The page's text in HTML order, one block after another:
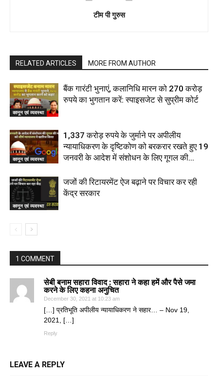
टीम पी गुरुस
RELATED ARTICLES MORE FROM AUTHOR
कानून एवं व्यवस्था
बैंक गारंटी भुनाएं, कलानिधि मारन को 270 करोड़
रुपये का भुगतान करें: स्पाइसजेट से सुप्रीम कोर्ट
कानून एवं व्यवस्था
1,337 करोड़ रुपये के जुर्माने पर अपीलीय
न्यायाधिकरण के दृष्टिकोण को बरकरार रखते हुए 19
जनवरी के आदेश में संशोधन के लिए गूगल की...
कानून एवं व्यवस्था
जजों की रिटायरमेंट ऐज बढ़ाने पर विचार कर रही
केंद्र सरकार
1 COMMENT
सेबी बनाम सहारा विवाद : सहारा ने कहा हमें और पैसे जमा
करने के लिए कहना अनुचित
December 30, 2021 at 10:23 am
[…] प्रतिभूति अपीलीय न्यायाधिकरण ने सहार… – Nov 19,
2021, […]
Reply
LEAVE A REPLY